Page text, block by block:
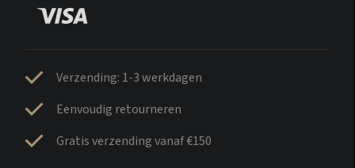
Verzending: 1-3 werkdagen
Eenvoudig retourneren
Gratis verzending vanaf €150